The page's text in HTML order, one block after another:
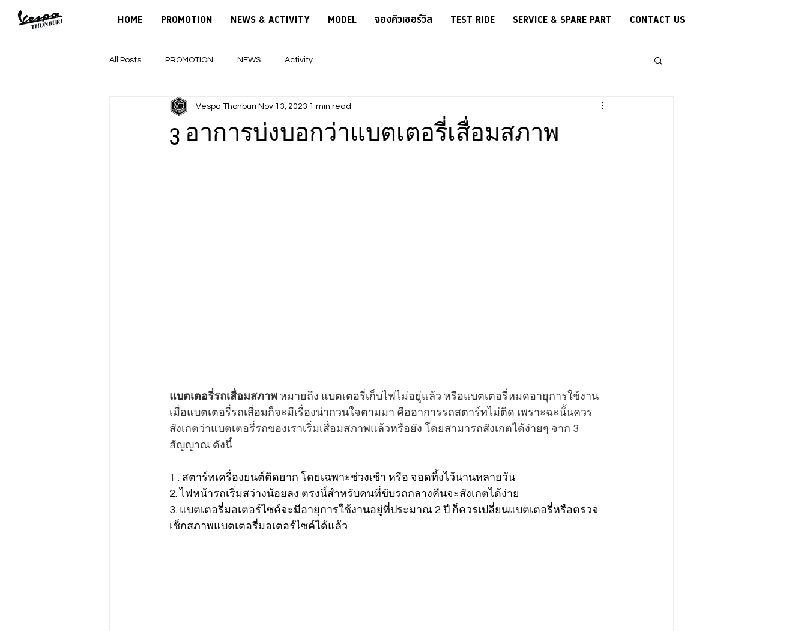
HOME PROMOTION NEWS & ACTIVITY MODEL จองคิวเซอร์วิส TEST RIDE SERVICE & SPARE PART CONTACT US
All Posts PROMOTION NEWS Activity
3 อาการบ่งบอกว่าแบตเตอรี่เสื่อมสภาพ
Vespa Thonburi Nov 13, 2023 1 min read
แบตเตอรี่รถเสื่อมสภาพ หมายถึง แบตเตอรี่เก็บไฟไม่อยู่แล้ว หรือแบตเตอรี่หมดอายุการใช้งาน
เมื่อแบตเตอรี่รถเสื่อมก็จะมีเรื่องน่ากวนใจตามมา คืออาการรถสตาร์ทไม่ติด เพราะฉะนั้นควร
สังเกตว่าแบตเตอรี่รถของเราเริ่มเสื่อมสภาพแล้วหรือยัง โดยสามารถสังเกตได้ง่ายๆ จาก 3
สัญญาณ ดังนี้
1 . สตาร์ทเครื่องยนต์ติดยาก โดยเฉพาะช่วงเช้า หรือ จอดทิ้งไว้นานหลายวัน
2. ไฟหน้ารถเริ่มสว่างน้อยลง ตรงนี้สำหรับคนที่ขับรถกลางคืนจะสังเกตได้ง่าย
3. แบตเตอรี่มอเตอร์ไซค์จะมีอายุการใช้งานอยู่ที่ประมาณ 2 ปี ก็ควรเปลี่ยนแบตเตอรี่หรือตรวจ
เช็กสภาพแบตเตอรี่มอเตอร์ไซค์ได้แล้ว